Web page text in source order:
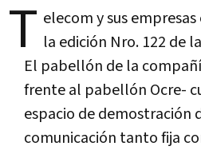
T elecom y sus
la edición Nro. 122 de
El pabellón de la
frente al pabellón Ocre-
espacio de demostración
comunicación tanto fija